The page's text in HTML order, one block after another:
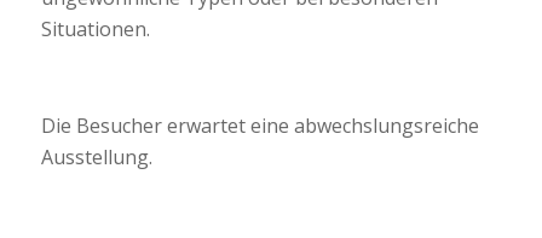
Situationen.
Die Besucher erwartet eine abwechslungsreiche
Ausstellung.